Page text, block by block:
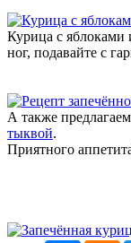
Курица с яблоками
ног, подавайте с
А также
тыквой.
Приятного